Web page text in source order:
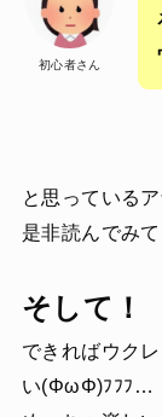
初心者さん
と思っている
是非読んでみて
そして！
できればウク
い(ΦωΦ)ﾌﾌﾌ…